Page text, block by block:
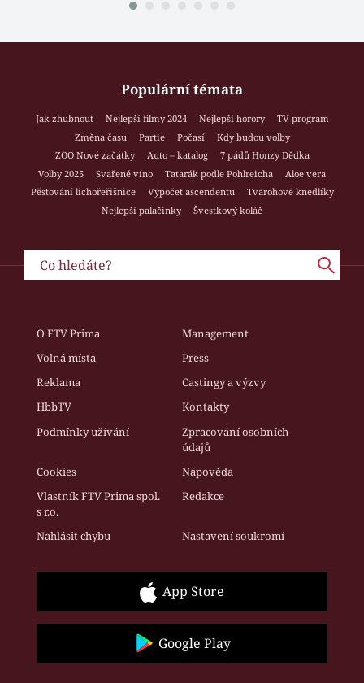
Populární témata
Jak zhubnout Nejlepší filmy 2024 Nejlepší horory
TV program
Změna času
Partie Počasí
Kdy budou volby
ZOO Nové začátky
Auto – katalog
7 pádů Honzy Dědka
Volby 2025
Svařené víno Tatarák podle Pohlreicha
Aloe vera
Pěstování lichořeřišnice
Výpočet ascendentu
Tvarohové knedlíky
Nejlepší palačinky
Švestkový koláč
O FTV Prima
Management
Volná místa
Press
Reklama
Castingy a výzvy
HbbTV
Kontakty
Podmínky užívání
Zpracování osobních
údajů
Cookies
Nápověda
Vlastník FTV Prima spol.
s r.o.
Redakce
Nahlásit chybu Nastavení soukromí
App Store
Google Play